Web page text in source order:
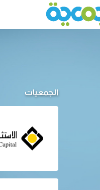
الجمعيات